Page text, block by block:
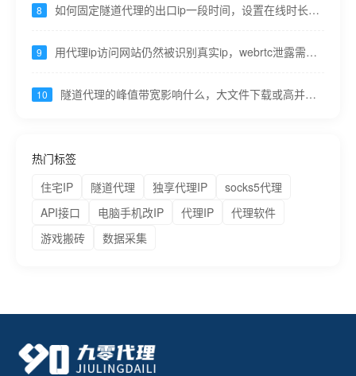
8
如何固定隧道代理的出口ip一段时间，设置在线时长并
9
用代理ip访问网站仍然被识别真实ip，webrtc泄露需关
10
隧道代理的峰值带宽影响什么，大文件下载或高并发
热门标签
住宅IP
隧道代理 独享代理IP
socks5代理
API接口
电脑手机改IP 代理IP
代理软件
游戏搬砖
数据采集